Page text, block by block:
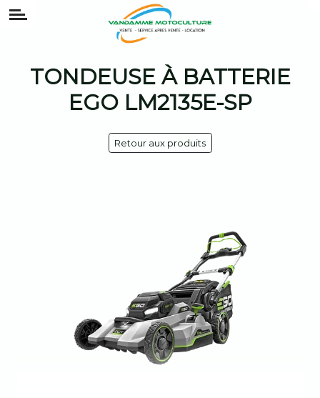
TONDEUSE À BATTERIE
EGO LM2135E-SP
Retour aux produits